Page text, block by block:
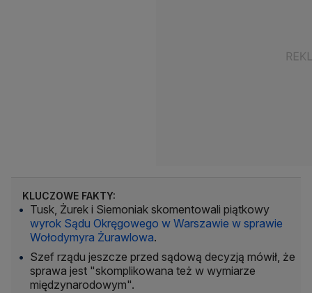
KLUCZOWE FAKTY:
Tusk, Żurek i Siemoniak skomentowali piątkowy
wyrok Sądu Okręgowego w Warszawie w sprawie
Wołodymyra Żurawlowa.
Szef rządu jeszcze przed sądową decyzją mówił, że
sprawa jest "skomplikowana też w wymiarze
międzynarodowym".